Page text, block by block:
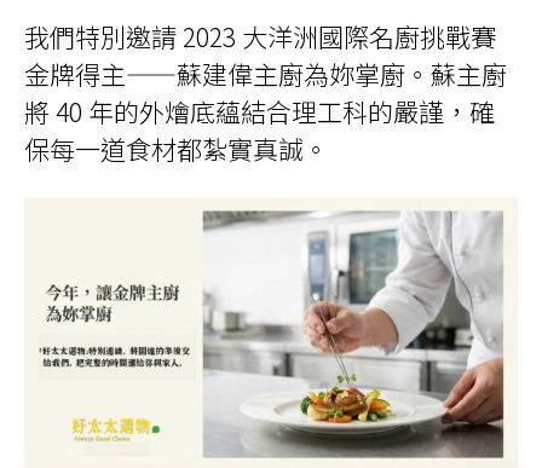
我們特別邀請 2023 大洋洲國際名廚挑戰賽
金牌得主——蘇建偉主廚為妳掌廚。蘇主廚
將 40 年的外燴底蘊結合理工科的嚴謹，確
保每一道食材都紮實真誠。